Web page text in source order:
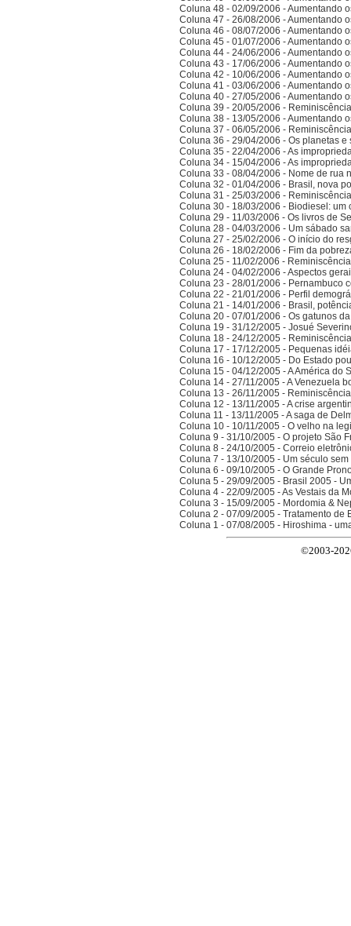
Coluna 48 - 02/09/2006 - Aumentando
Coluna 47 - 26/08/2006 - Aumentando
Coluna 46 - 08/07/2006 - Aumentando
Coluna 45 - 01/07/2006 - Aumentando
Coluna 44 - 24/06/2006 - Aumentando
Coluna 43 - 17/06/2006 - Aumentando
Coluna 42 - 10/06/2006 - Aumentando
Coluna 41 - 03/06/2006 - Aumentando
Coluna 40 - 27/05/2006 - Aumentando
Coluna 39 - 20/05/2006 -
Coluna 38 - 13/05/2006 - Aumentando
Coluna 37 - 06/05/2006 -
Coluna 36 - 29/04/2006 - Os planetas e
Coluna 35 - 22/04/2006 - As
Coluna 34 - 15/04/2006 - As
Coluna 33 - 08/04/2006 - Nome de rua
Coluna 32 - 01/04/2006 - Brasil, nova
Coluna 31 - 25/03/2006 -
Coluna 30 - 18/03/2006 - Biodiesel:
Coluna 29 - 11/03/2006 - Os livros de
Coluna 28 - 04/03/2006 - Um sábado
Coluna 27 - 25/02/2006 - O início do
Coluna 26 - 18/02/2006 - Fim da
Coluna 25 - 11/02/2006 -
Coluna 24 - 04/02/2006 - Aspectos
Coluna 23 - 28/01/2006 - Pernambuco
Coluna 22 - 21/01/2006 - Perfil
Coluna 21 - 14/01/2006 - Brasil,
Coluna 20 - 07/01/2006 - Os gatunos
Coluna 19 - 31/12/2005 - Josué
Coluna 18 - 24/12/2005 -
Coluna 17 - 17/12/2005 - Pequenas
Coluna 16 - 10/12/2005 - Do Estado
Coluna 15 - 04/12/2005 - A América do
Coluna 14 - 27/11/2005 - A Venezuela
Coluna 13 - 26/11/2005 -
Coluna 12 - 13/11/2005 - A crise
Coluna 11 - 13/11/2005 - A saga de
Coluna 10 - 10/11/2005 - O velho na
Coluna 9 - 31/10/2005 - O projeto São
Coluna 8 - 24/10/2005 - Correio
Coluna 7 - 13/10/2005 - Um século
Coluna 6 - 09/10/2005 - O Grande
Coluna 5 - 29/09/2005 - Brasil 2005 -
Coluna 4 - 22/09/2005 - As Vestais da
Coluna 3 - 15/09/2005 - Mordomia &
Coluna 2 - 07/09/2005 - Tratamento de
Coluna 1 - 07/08/2005 - Hiroshima -
©2003-